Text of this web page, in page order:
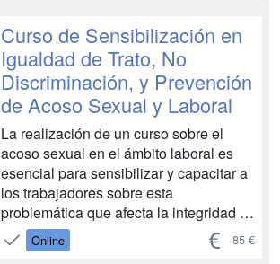
intervenir. A través de este conjunto de
materiales didácticos e...
Curso de Sensibilización en
Igualdad de Trato, No
Discriminación, y Prevención
de Acoso Sexual y Laboral
La realización de un curso sobre el
acoso sexual en el ámbito laboral es
esencial para sensibilizar y capacitar a
los trabajadores sobre esta
problemática que afecta la integridad y
el bienestar en el entorno laboral. La
justificación de este curso radica en la
Online 85 €